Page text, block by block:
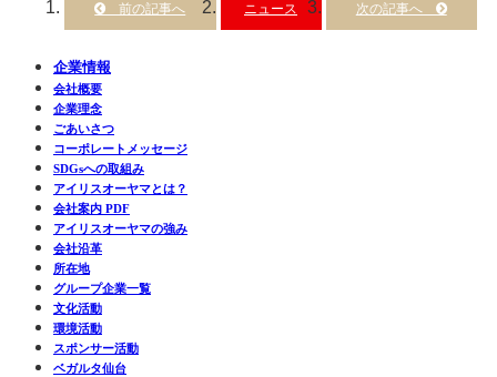
ニュース
企業情報
会社概要
企業理念
ごあいさつ
コーポレートメッセージ
SDGsへの取組み
アイリスオーヤマとは？
会社案内 PDF
アイリスオーヤマの強み
会社沿革
所在地
グループ企業一覧
文化活動
環境活動
スポンサー活動
ベガルタ仙台